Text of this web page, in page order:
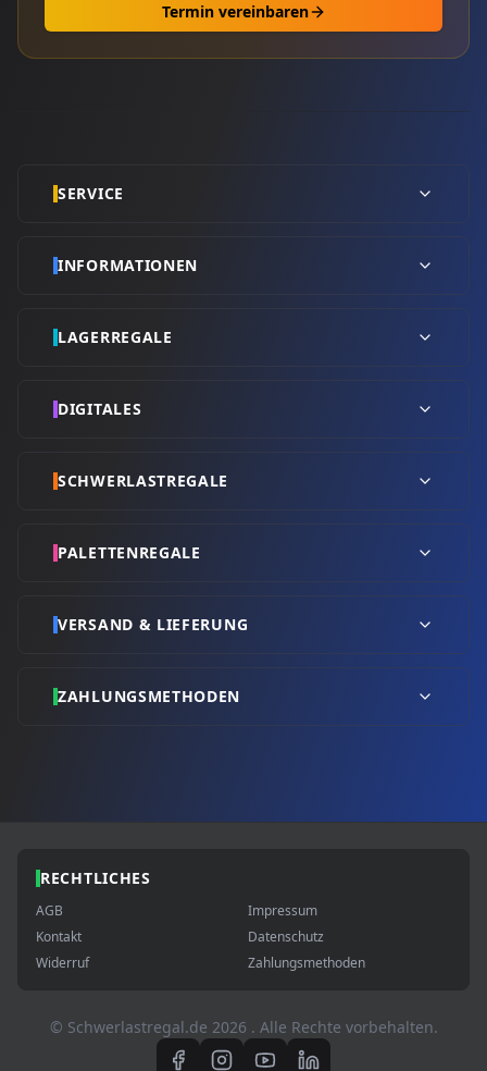
Termin vereinbaren
SERVICE
INFORMATIONEN
LAGERREGALE
DIGITALES
SCHWERLASTREGALE
PALETTENREGALE
VERSAND & LIEFERUNG
ZAHLUNGSMETHODEN
RECHTLICHES
AGB
Impressum
Kontakt
Datenschutz
Widerruf
Zahlungsmethoden
© Schwerlastregal.de 2026 . Alle Rechte vorbehalten.